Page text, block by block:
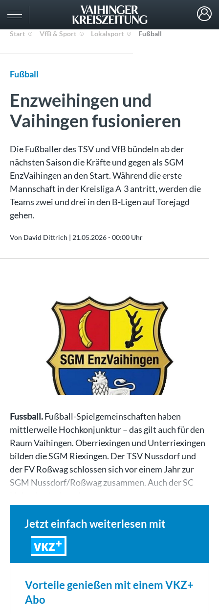
Start VfB & Sport Lokalsport Fußball
Fußball
Enzweihingen und
Vaihingen fusionieren
Die Fußballer des TSV und VfB bündeln ab der
nächsten Saison die Kräfte und gegen als SGM
EnzVaihingen an den Start. Während die erste
Mannschaft in der Kreisliga A 3 antritt, werden die
Teams zwei und drei in den B-Ligen auf Torejagd
gehen.
Von David Dittrich | 21.05.2026 - 00:00 Uhr
Fussball.Fußball-Spielgemeinschaften haben
mittlerweile Hochkonjunktur – das gilt auch für den
Raum Vaihingen. Oberriexingen und Unterriexingen
bilden die SGM Riexingen. Der TSV Nussdorf und
der FV Roßwag schlossen sich vor einem Jahr zur
SGM Nussdorf/Roßwag zusammen. Auch der SC
Jetzt einfach weiterlesen mit
VKZ
Vorteile genießen mit einem VKZ+
Abo